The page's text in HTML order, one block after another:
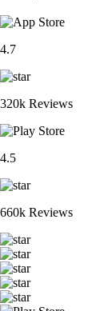
4.7
320k Reviews
4.5
660k Reviews